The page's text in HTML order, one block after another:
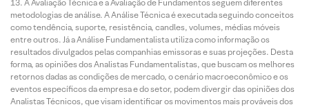
A Avaliação Técnica e a Avaliação de Fundamentos seguem diferentes
metodologias de análise. A Análise Técnica é executada seguindo conceitos
como tendência, suporte, resistência, candles, volumes, médias móveis
entre outros. Já a Análise Fundamentalista utiliza como informação os
resultados divulgados pelas companhias emissoras e suas projeções. Desta
forma, as opiniões dos Analistas Fundamentalistas, que buscam os melhores
retornos dadas as condições de mercado, o cenário macroeconômico e os
eventos específicos da empresa e do setor, podem divergir das opiniões dos
Analistas Técnicos, que visam identificar os movimentos mais prováveis dos